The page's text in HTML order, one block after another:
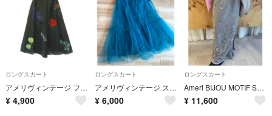
ロングスカート
アメリヴィンテージ フラワープリントロングスカート フレア ネイビー
¥ 4,900
ロングスカート
アメリヴィンテージ スカート
¥ 6,000
ロングスカート
Ameri BIJOU MOTIF SWEAT スカート グレー S ビジュー スパンコール ロング
¥ 11,600